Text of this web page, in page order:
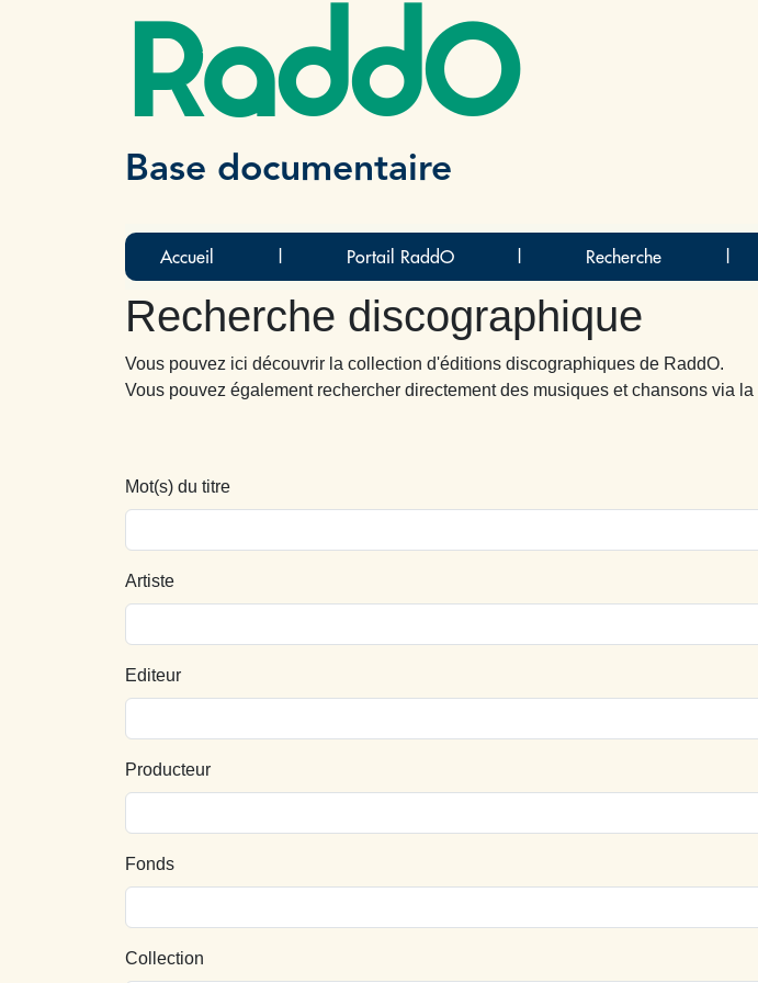
RaddO
Base documentaire
Accueil Portail RaddO Recherche
Recherche discographique
Vous pouvez ici découvrir la collection d'éditions discographiques de RaddO.
Vous pouvez également rechercher directement des musiques et chansons via la
Mot(s) du titre
Artiste
Editeur
Producteur
Fonds
Collection